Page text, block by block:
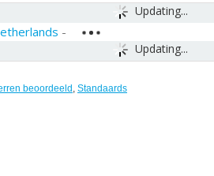
Updating...
Updating...
-
beoordeeld , Standaards